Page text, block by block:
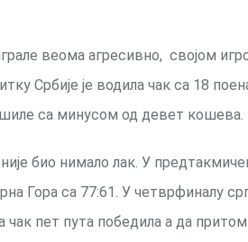
веома агресивно, својом
Србије је водила чак са 18
са минусом од девет кошева.
био нимало лак. У
Гора са 77:61. У четврфиналу
пет пута победила а да